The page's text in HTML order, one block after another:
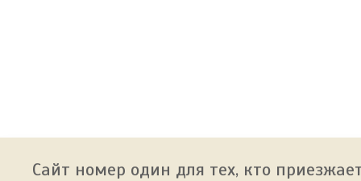
Сайт номер один для тех, кто